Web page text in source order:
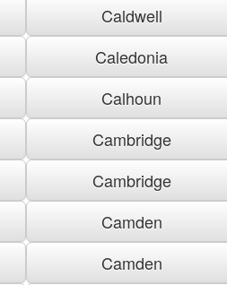
Caldwell
Caledonia
Calhoun
Cambridge
Cambridge
Camden
Camden